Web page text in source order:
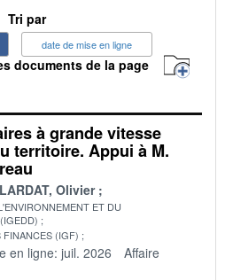
Tri par
date de mise en ligne
documents de la page
à grande vitesse
territoire. Appui à M.
Olivier
ET DU
FINANCES (IGF)
en ligne: juil. 2026
Affaire